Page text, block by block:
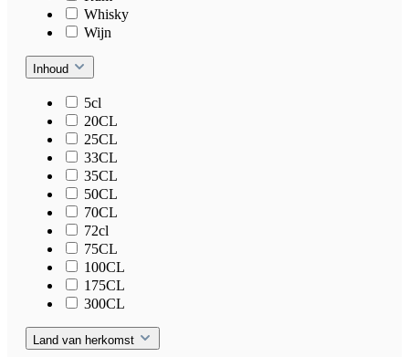
Whisky
Wijn
Inhoud
5cl
20CL
25CL
33CL
35CL
50CL
70CL
72cl
75CL
100CL
175CL
300CL
Land van herkomst